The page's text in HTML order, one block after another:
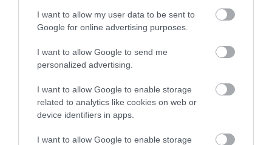
I want to allow my user data to be sent to
Google for online advertising purposes.
I want to allow Google to send me
personalized advertising.
I want to allow Google to enable storage
related to analytics like cookies on web or
device identifiers in apps.
I want to allow Google to enable storage
C.auris: Ο ανθεκτικός μύκητας που
απειλεί τα νοσοκομεία
12.09.2025 | 12:45